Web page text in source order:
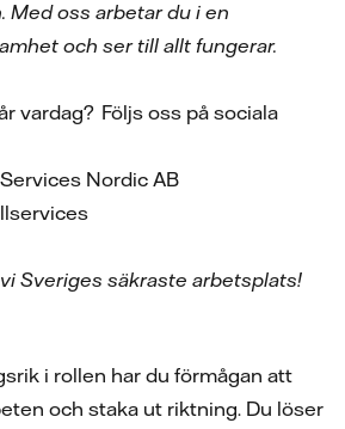
Med oss arbetar du i en
och ser till allt fungerar.
vardag? Följs oss på sociala
Nordic AB
Sveriges säkraste arbetsplats!
i rollen har du förmågan att
och staka ut riktning. Du löser